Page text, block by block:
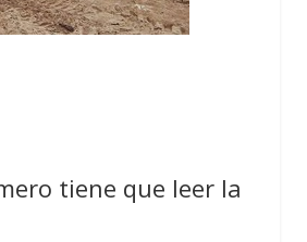
tiene que leer la